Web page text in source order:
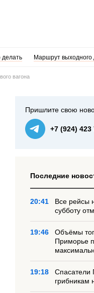
делать Маршрут выходного
вагона
Пришлите свою
+7 (924) 423
Последние
20:41
Все рейсы
субботу
19:46
Объёмы
Приморье
19:18
Спасатели
грибникам